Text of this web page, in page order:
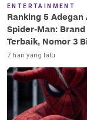
ENTERTAINMENT
Ranking 5 Adegan
Spider-Man:
Terbaik, Nomor 3
Terkesima!
7 hari yang lalu